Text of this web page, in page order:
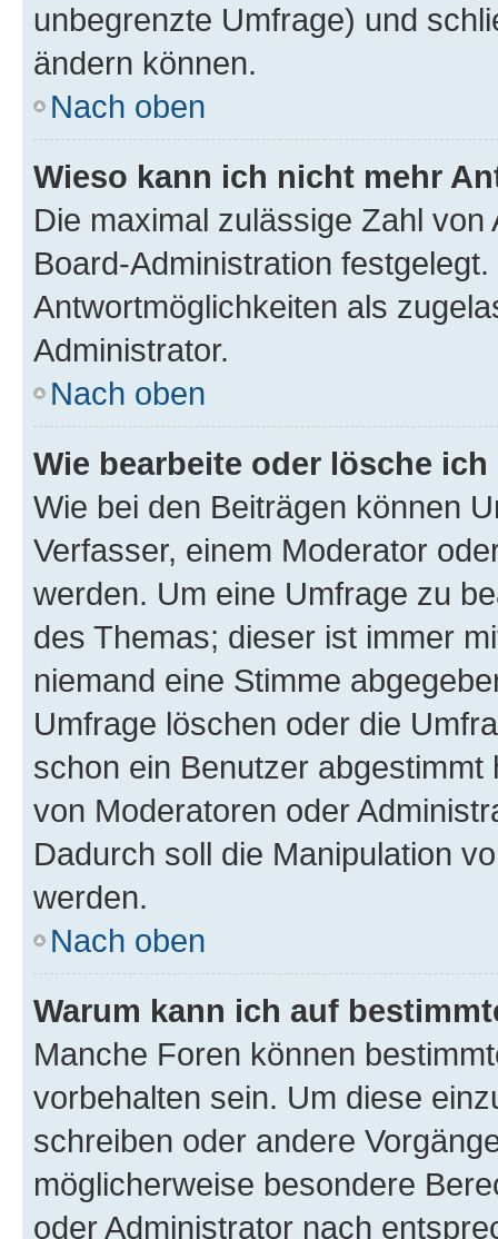
unbegrenzte Umfrage) und
ändern können.
Nach oben
Wieso kann ich nicht mehr
Die maximal zulässige Zahl
Board-Administration
Antwortmöglichkeiten als
Administrator.
Nach oben
Wie bearbeite oder lösche
Wie bei den Beiträgen können
Verfasser, einem Moderator
werden. Um eine Umfrage zu
des Themas; dieser ist immer
niemand eine Stimme
Umfrage löschen oder die
schon ein Benutzer
von Moderatoren oder
Dadurch soll die Manipulation
werden.
Nach oben
Warum kann ich auf
Manche Foren können
vorbehalten sein. Um diese
schreiben oder andere
möglicherweise besondere
oder Administrator nach